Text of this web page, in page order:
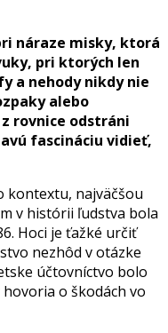
náraze misky, ktorá
pri ktorých len
a nehody nikdy nie
alebo
rovnice odstráni
fascináciu vidieť,
kontextu, najväčšou
v histórii ľudstva bola
Hoci je ťažké určiť
nezhôd v otázke
účtovníctvo bolo
o škodách vo